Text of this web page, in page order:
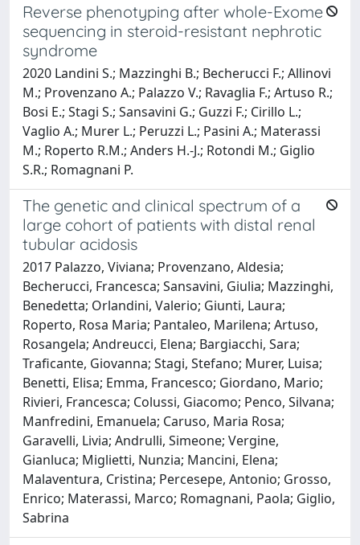
Reverse phenotyping after whole-Exome
sequencing in steroid-resistant nephrotic
syndrome
2020 Landini S.; Mazzinghi B.; Becherucci F.; Allinovi
M.; Provenzano A.; Palazzo V.; Ravaglia F.; Artuso R.;
Bosi E.; Stagi S.; Sansavini G.; Guzzi F.; Cirillo L.;
Vaglio A.; Murer L.; Peruzzi L.; Pasini A.; Materassi
M.; Roperto R.M.; Anders H.-J.; Rotondi M.; Giglio
S.R.; Romagnani P.
The genetic and clinical spectrum of a
large cohort of patients with distal renal
tubular acidosis
2017 Palazzo, Viviana; Provenzano, Aldesia;
Becherucci, Francesca; Sansavini, Giulia; Mazzinghi,
Benedetta; Orlandini, Valerio; Giunti, Laura;
Roperto, Rosa Maria; Pantaleo, Marilena; Artuso,
Rosangela; Andreucci, Elena; Bargiacchi, Sara;
Traficante, Giovanna; Stagi, Stefano; Murer, Luisa;
Benetti, Elisa; Emma, Francesco; Giordano, Mario;
Rivieri, Francesca; Colussi, Giacomo; Penco, Silvana;
Manfredini, Emanuela; Caruso, Maria Rosa;
Garavelli, Livia; Andrulli, Simeone; Vergine,
Gianluca; Miglietti, Nunzia; Mancini, Elena;
Malaventura, Cristina; Percesepe, Antonio; Grosso,
Enrico; Materassi, Marco; Romagnani, Paola; Giglio,
Sabrina